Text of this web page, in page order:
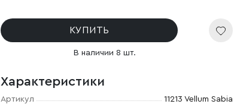
КУПИТЬ
В наличии 8 шт.
Характеристики
Артикул
11213 Vellum Sabia